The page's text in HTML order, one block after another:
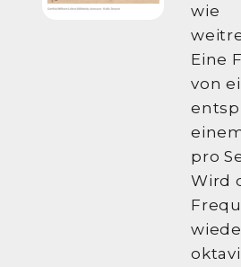
wie
Eine
von
pro
Wird